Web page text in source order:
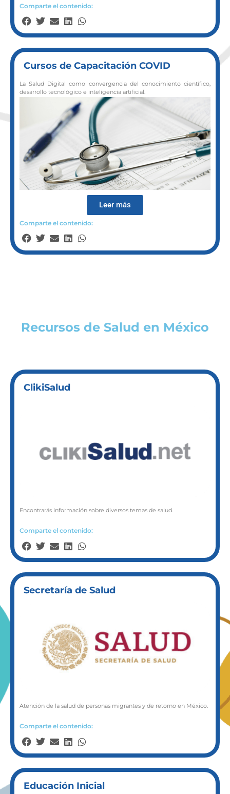
Comparte el contenido:
Cursos de Capacitación COVID
La Salud Digital como convergencia del conocimiento científico,
desarrollo tecnológico e inteligencia artificial.
Leer más
Comparte el contenido:
Recursos de Salud en México
ClikiSalud
Encontrarás información sobre diversos temas de salud.
Comparte el contenido:
Secretaría de Salud
Atención de la salud de personas migrantes y de retorno en México.
Comparte el contenido:
Educación Inicial